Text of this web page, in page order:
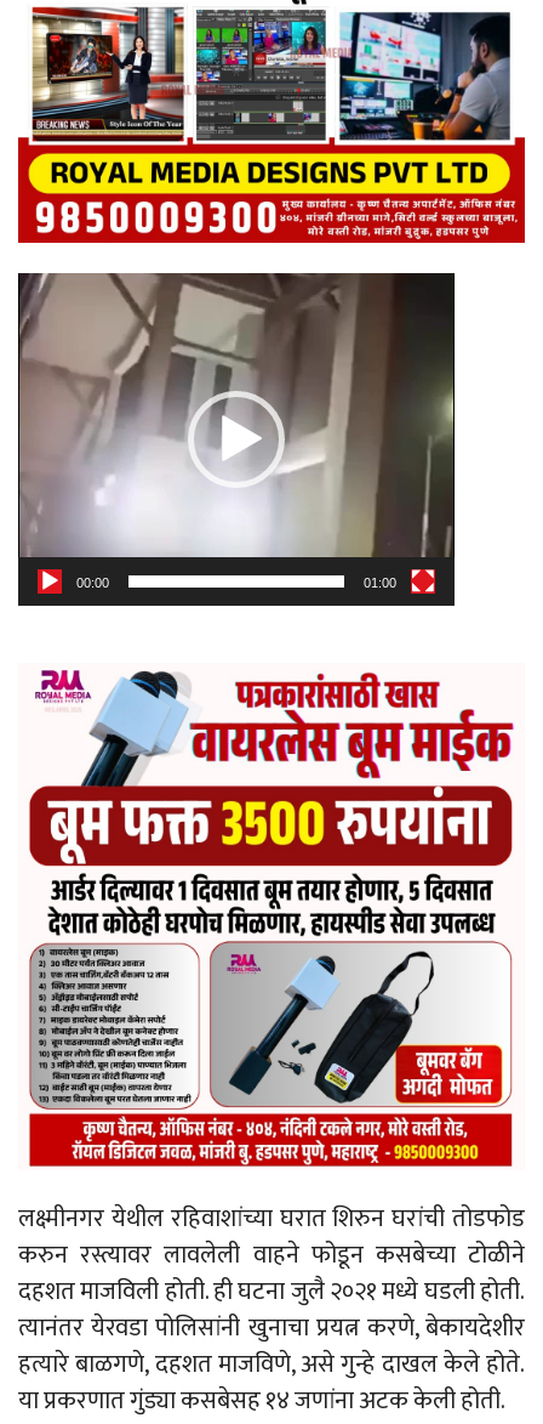
Video
Player
00:00 01:00
लक्ष्मीनगर येथील रहिवाशांच्या घरात शिरुन घरांची तोडफोड
करुन रस्त्यावर लावलेली वाहने फोडून कसबेच्या टोळीने
दहशत माजविली होती. ही घटना जुलै २०२१ मध्ये घडली होती.
त्यानंतर येरवडा पोलिसांनी खुनाचा प्रयत्न करणे, बेकायदेशीर
हत्यारे बाळगणे, दहशत माजविणे, असे गुन्हे दाखल केले होते.
या प्रकरणात गुंड्या कसबेसह १४ जणांना अटक केली होती.